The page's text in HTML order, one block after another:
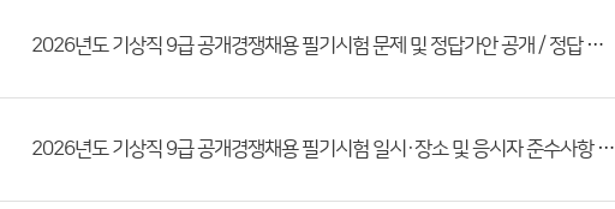
2026년도 기상직 9급 공개경쟁채용 필기시험 문제 및 정답가안 공개 / 정답 이의제기 안내
2026년도 기상직 9급 공개경쟁채용 필기시험 일시·장소 및 응시자 준수사항 공고